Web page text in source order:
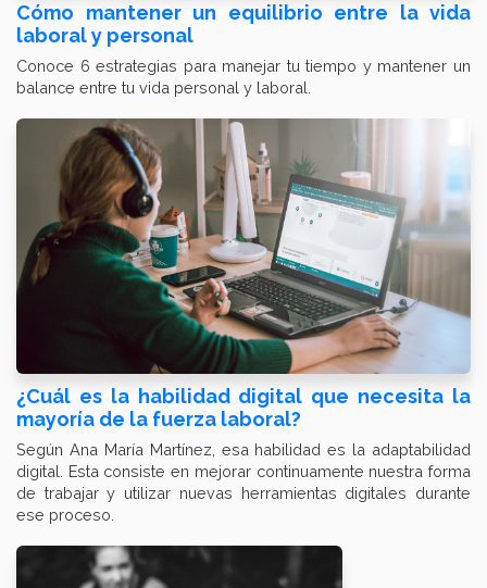
Cómo mantener un equilibrio entre la vida
laboral y personal
Conoce 6 estrategias para manejar tu tiempo y mantener un
balance entre tu vida personal y laboral.
¿Cuál es la habilidad digital que necesita la
mayoría de la fuerza laboral?
Según Ana María Martínez, esa habilidad es la adaptabilidad
digital. Esta consiste en mejorar continuamente nuestra forma
de trabajar y utilizar nuevas herramientas digitales durante
ese proceso.